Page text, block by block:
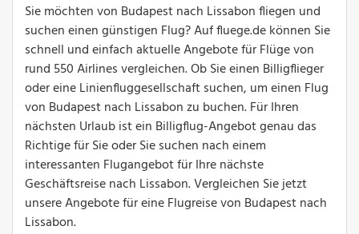
Sie möchten von Budapest nach Lissabon fliegen und
suchen einen günstigen Flug? Auf fluege.de können Sie
schnell und einfach aktuelle Angebote für Flüge von
rund 550 Airlines vergleichen. Ob Sie einen Billigflieger
oder eine Linienfluggesellschaft suchen, um einen Flug
von Budapest nach Lissabon zu buchen. Für Ihren
nächsten Urlaub ist ein Billigflug-Angebot genau das
Richtige für Sie oder Sie suchen nach einem
interessanten Flugangebot für Ihre nächste
Geschäftsreise nach Lissabon. Vergleichen Sie jetzt
unsere Angebote für eine Flugreise von Budapest nach
Lissabon.